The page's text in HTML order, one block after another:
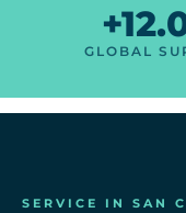
GLOBAL
SERVICE IN SAN